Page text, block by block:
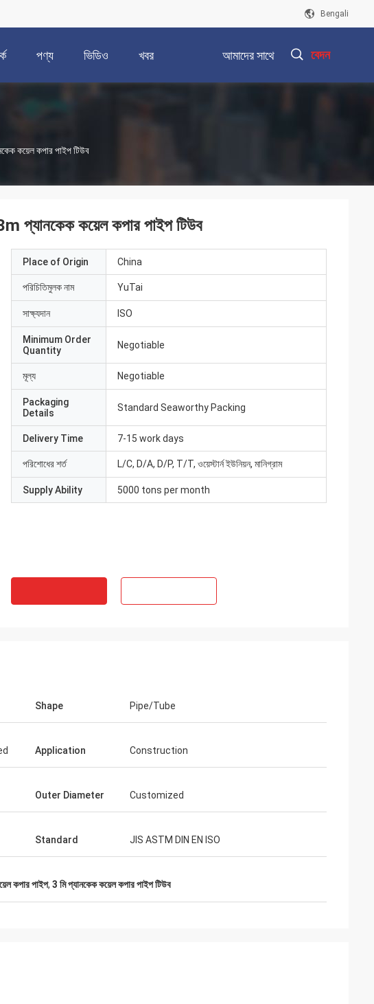
Bengali
পণ্য ভিডিও খবর আমাদের সাথে
উদ্ধৃতির জন্য আবেদন
কয়েল কপার পাইপ টিউব
jeetsohil
পেশাদারিত্ব এবং দক্ষতার জন্য ধন্যবাদ।
প্যানকেক কয়েল কপার পাইপ টিউব
Place of Origin China
পরিচিতিমুলক নাম YuTai
সাক্ষ্যদান ISO
Minimum Order
Quantity
Negotiable
মূল্য Negotiable
Packaging
Details
Standard Seaworthy Packing
Delivery Time 7-15 work days
পরিশোধের শর্ত L/C, D/A, D/P, T/T, ওয়েস্টার্ন ইউনিয়ন, মানিগ্রাম
Supply Ability 5000 tons per month
Shape Pipe/Tube
Application Construction
Outer Diameter Customized
Standard JIS ASTM DIN EN ISO
কপার পাইপ, 3 মি প্যানকেক কয়েল কপার পাইপ টিউব